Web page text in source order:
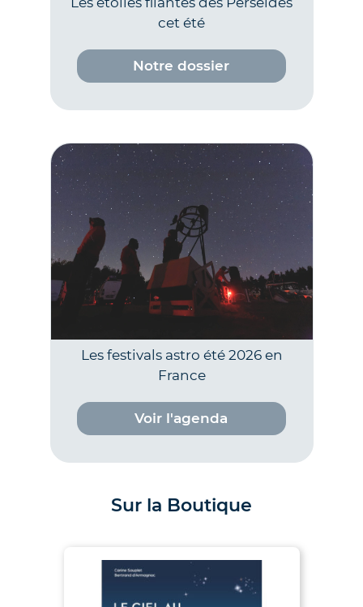
cet été
Notre dossier
Les festivals astro été 2026 en
France
Voir l'agenda
Sur la Boutique